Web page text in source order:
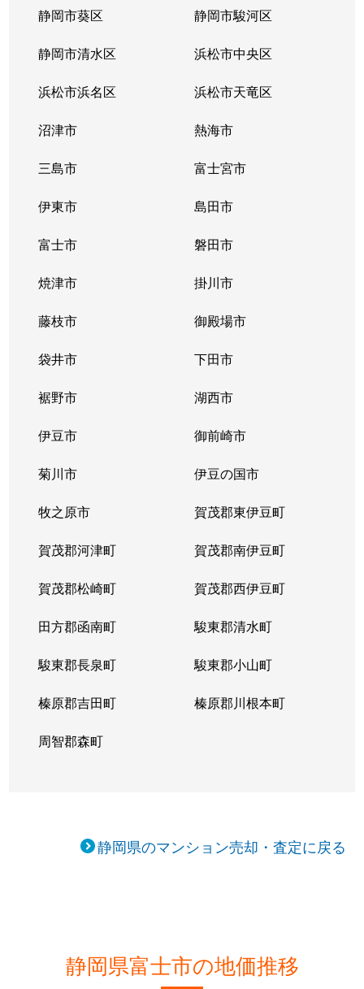
静岡市葵区 静岡市駿河区
静岡市清水区 浜松市中央区
浜松市浜名区 浜松市天竜区
沼津市 熱海市
三島市 富士宮市
伊東市 島田市
富士市 磐田市
焼津市 掛川市
藤枝市 御殿場市
袋井市 下田市
裾野市 湖西市
伊豆市 御前崎市
菊川市 伊豆の国市
牧之原市 賀茂郡東伊豆町
賀茂郡河津町 賀茂郡南伊豆町
賀茂郡松崎町 賀茂郡西伊豆町
田方郡函南町 駿東郡清水町
駿東郡長泉町 駿東郡小山町
榛原郡吉田町 榛原郡川根本町
周智郡森町
静岡県のマンション売却・査定に戻る
静岡県富士市の地価推移